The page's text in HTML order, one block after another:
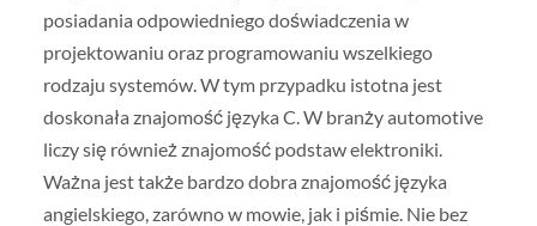
posiadania odpowiedniego doświadczenia w
projektowaniu oraz programowaniu wszelkiego
rodzaju systemów. W tym przypadku istotna jest
doskonała znajomość języka C. W branży automotive
liczy się również znajomość podstaw elektroniki.
Ważna jest także bardzo dobra znajomość języka
angielskiego, zarówno w mowie, jak i piśmie. Nie bez